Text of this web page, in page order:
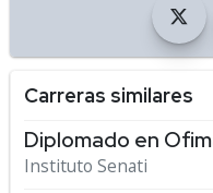
Carreras similares
Diplomado en
Instituto Senati